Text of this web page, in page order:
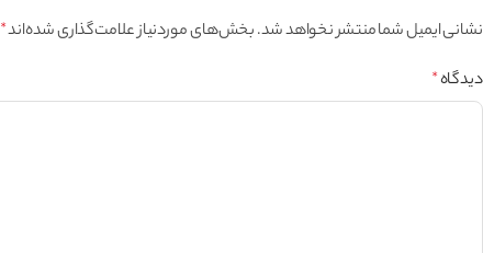
نشانی ایمیل شما منتشر نخواهد شد.بخش‌های موردنیاز علامت‌گذاری شده‌اند*
دیدگاه*